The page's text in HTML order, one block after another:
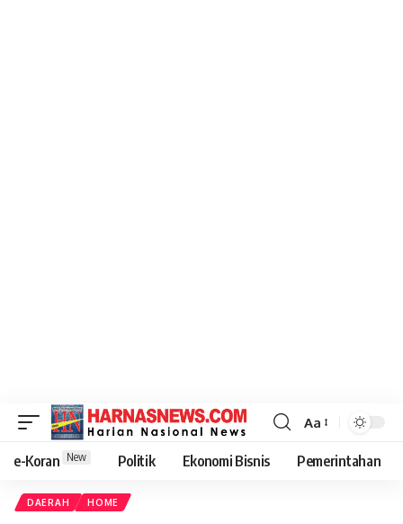
Aa
e-Koran New Politik Ekonomi Bisnis Pemerintahan
DAERAH HOME